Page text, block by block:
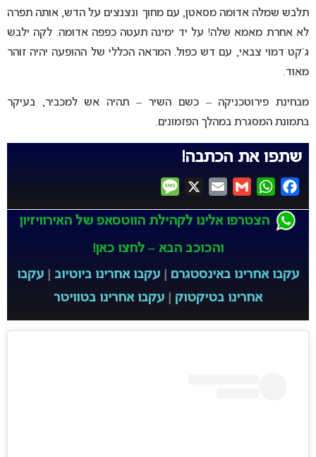
תלבש שמלה אדומה מסאטן, עם מחוך ונצנצים על הדש, אותה תפרה
לא אחרת מאמא שלה! על יד ימינה תעטה כפפה אדומה. לקה ילבש
ג’קט דמוי צבאי, עם דש כפול. המראה הכללי של ההופעה יהיה זוהר
מאוד.
מבחינת פירוטכניקה – כשם השיר – תהיה אש למכביר, בעיקר
בתמונת המסגרת במהלך הפזמונים.
שתפו את הכתבה!
Facebook
WhatsApp
Gmail
Email
הצטרפו אלינו לקהילת הווטסאפ של האירוויזיון
והכוכב הבא – לחצו כאן!
עקבו אחרינו באינסטגרם
עקבו אחרינו ביוטיוב
עקבו
אחרינו בטיקטוק
עקבו אחרינו בטוויטר